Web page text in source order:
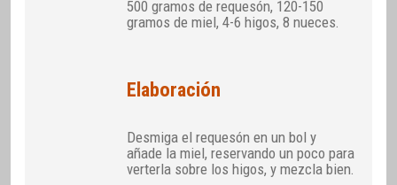
500 gramos de requesón, 120-150
gramos de miel, 4-6 higos, 8 nueces.
Elaboración
Desmiga el requesón en un bol y
añade la miel, reservando un poco para
verterla sobre los higos, y mezcla bien.